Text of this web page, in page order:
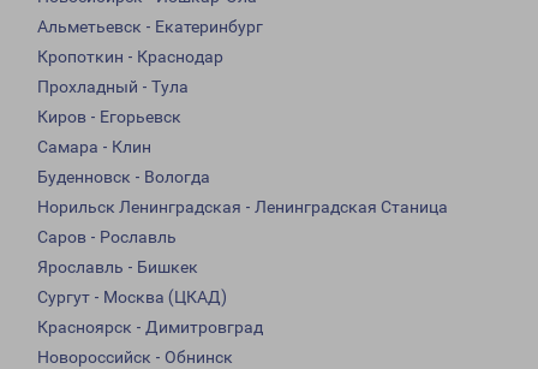
Альметьевск - Екатеринбург
Кропоткин - Краснодар
Прохладный - Тула
Киров - Егорьевск
Самара - Клин
Буденновск - Вологда
Норильск Ленинградская - Ленинградская Станица
Саров - Рославль
Ярославль - Бишкек
Сургут - Москва (ЦКАД)
Красноярск - Димитровград
Новороссийск - Обнинск